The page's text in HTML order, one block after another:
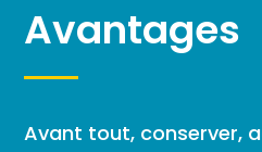
Avantages
Avant tout, conserver,